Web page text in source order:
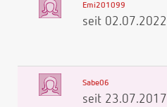
Emi201099
seit 02.07.2022
Sabe06
seit 23.07.2017